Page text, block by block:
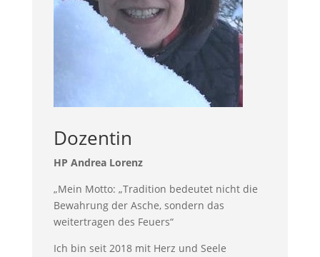
Dozentin
HP Andrea Lorenz
„Mein Motto: „Tradition bedeutet nicht die
Bewahrung der Asche, sondern das
weitertragen des Feuers“
Ich bin seit 2018 mit Herz und Seele